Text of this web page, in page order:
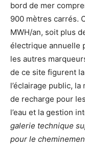
bord de mer
900 mètres carrés.
MWH/an, soit plus
électrique annuelle
les autres
de ce site figurent
l’éclairage public,
de recharge pour
l’eau et la gestion
galerie technique
pour le